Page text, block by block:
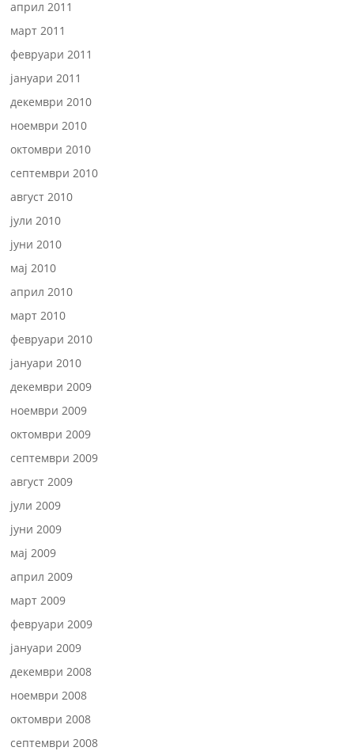
април 2011
март 2011
февруари 2011
јануари 2011
декември 2010
ноември 2010
октомври 2010
септември 2010
август 2010
јули 2010
јуни 2010
мај 2010
април 2010
март 2010
февруари 2010
јануари 2010
декември 2009
ноември 2009
октомври 2009
септември 2009
август 2009
јули 2009
јуни 2009
мај 2009
април 2009
март 2009
февруари 2009
јануари 2009
декември 2008
ноември 2008
октомври 2008
септември 2008